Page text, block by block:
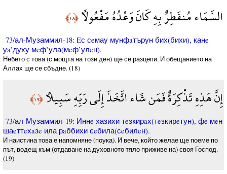
السَّمَاء مُنفَطِرٌ بِهِ كَانَ وَعْدُهُ مَفْعُولًا﴿١٨﴾
73/ал-Музаммил-18: Eс сeмау мунфaтърун бих(бихи), канe
уa’духу мeф’ула(мeф’улeн).
Небето с това (с мощта на този ден) ще се разцепи. И обещанието на
Аллах ще се сбъдне. (18)
إِنَّ هَذِهِ تَذْكِرَةٌ فَمَن شَاء اتَّخَذَ إِلَى رَبِّهِ سَبِيلًا﴿١٩﴾
73/ал-Музаммил-19: Иннe хазихи тeзкирaх(тeзкирeтун), фe мeн
шаeттeхaзe ила рaббихи сeбила(сeбилeн).
И наистина това е напомняне (поука). И вече, който желае ще поеме по
път, водещ към (отдаване на духовното тяло приживе на) своя Господ.
(19)